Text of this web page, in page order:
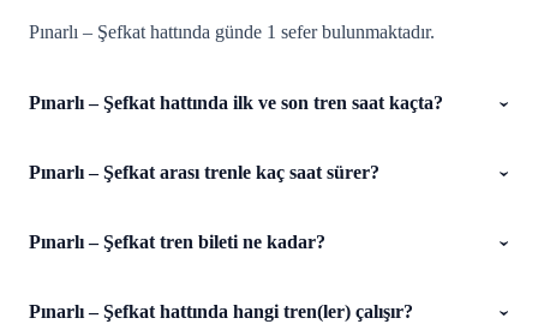
Pınarlı – Şefkat hattında günde 1 sefer bulunmaktadır.
Pınarlı – Şefkat hattında ilk ve son tren saat kaçta?
Pınarlı – Şefkat arası trenle kaç saat sürer?
Pınarlı – Şefkat tren bileti ne kadar?
Pınarlı – Şefkat hattında hangi tren(ler) çalışır?